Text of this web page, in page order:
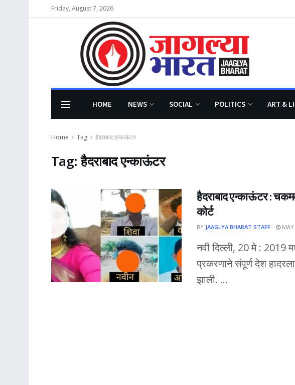
Friday, August 7, 2026
HOME NEWS SOCIAL POLITICS ART &
Home Tag हैदराबाद एन्काऊंटर
Tag:हैदराबाद एन्काऊंटर
हैदराबाद एन्काऊंटर :
कोर्ट
BY JAAGLYA BHARAT STAFF MAY
नवी दिल्ली, 20 मे : 2019
प्रकरणाने संपूर्ण देश
झाली. ...